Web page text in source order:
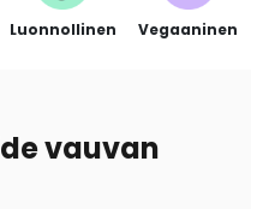
Luonnollinen Vegaaninen
vauvan